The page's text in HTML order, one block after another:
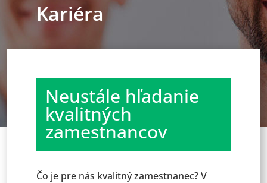
Kariéra
Neustále hľadanie
kvalitných
zamestnancov
Čo je pre nás kvalitný zamestnanec? V